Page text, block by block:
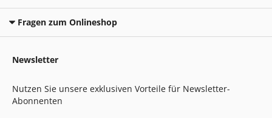
Fragen zum Onlineshop
Newsletter
Nutzen Sie unsere exklusiven Vorteile für Newsletter-
Abonnenten